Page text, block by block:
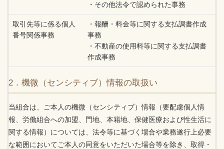
・その他法令で認められた事務
取引先等に係る個人
番号関係事務
・報酬・料金等に関する支払調書作成
事務
・不動産の使用料等に関する支払調書
作成事務
2．機微（センシティブ）情報の取扱い
当組合は、ご本人の機微（センシティブ）情報（要配慮個人情
報、労働組合への加盟、門地、本籍地、保健医療および性生活に
関する情報）については、法令等に基づく場合や業務遂行上必要
な範囲においてご本人の同意をいただいた場合等を除き、取得・